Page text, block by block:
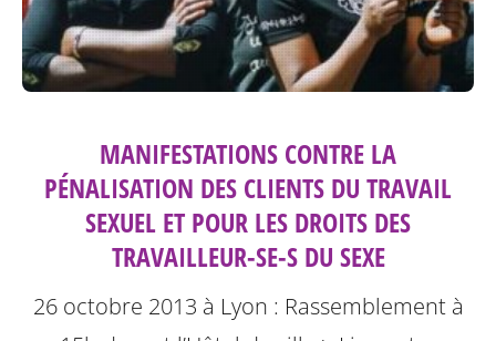
MANIFESTATIONS CONTRE LA
PÉNALISATION DES CLIENTS DU TRAVAIL
SEXUEL ET POUR LES DROITS DES
TRAVAILLEUR-SE-S DU SEXE
26 octobre 2013 à Lyon : Rassemblement à